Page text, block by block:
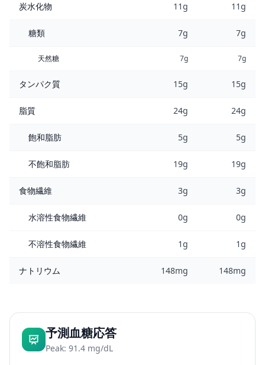
炭水化物 11g 11g
糖類 7g 7g
天然糖 7g 7g
タンパク質 15g 15g
脂質 24g 24g
飽和脂肪 5g 5g
不飽和脂肪 19g 19g
食物繊維 3g 3g
水溶性食物繊維 0g 0g
不溶性食物繊維 1g 1g
ナトリウム 148mg 148mg
予測血糖応答
Peak: 91.4 mg/dL